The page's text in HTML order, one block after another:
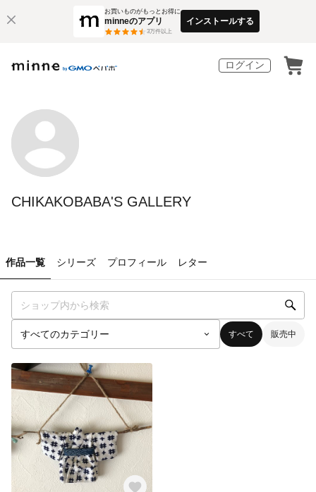
お買いものがもっとお得に
minneのアプリ
3万件以上
インストールする
ログイン
CHIKAKOBABA'S GALLERY
作品一覧 シリーズ プロフィール レター
すべて 販売中